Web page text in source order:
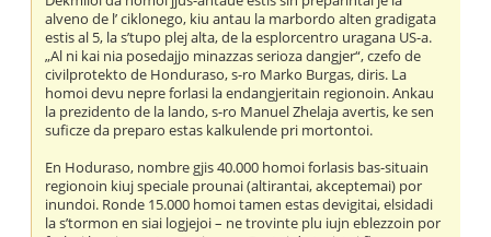
alveno de l’ ciklonego, kiu antau la marbordo alten gradigata
estis al 5, la s’tupo plej alta, de la esplorcentro uragana US-a.
„Al ni kai nia posedajjo minazzas serioza dangjer“, czefo de
civilprotekto de Honduraso, s-ro Marko Burgas, diris. La
homoi devu nepre forlasi la endangjeritain regionoin. Ankau
la prezidento de la lando, s-ro Manuel Zhelaja avertis, ke sen
suficze da preparo estas kalkulende pri mortontoi.
En Hoduraso, nombre gjis 40.000 homoi forlasis bas-situain
regionoin kiuj speciale prounai (altirantai, akceptemai) por
inundoi. Ronde 15.000 homoi tamen estas devigitai, elsidadi
la s’tormon en siai logjejoi – ne trovinte plu iujn eblezzoin por